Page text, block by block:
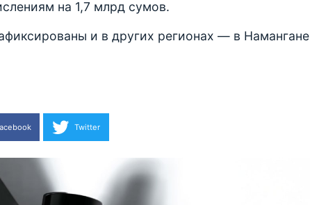
на 1,7 млрд сумов.
и в других регионах — в Намангане
Twitter